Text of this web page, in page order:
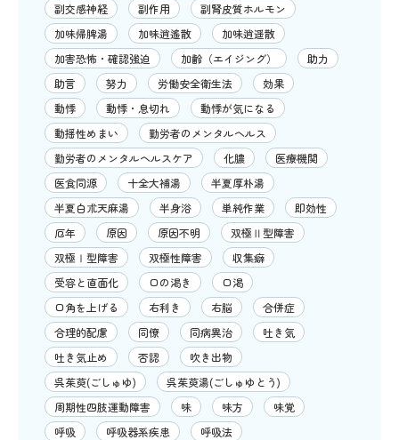
副交感神経
副作用
副腎皮質ホルモン
加味帰脾湯
加味逍遙散
加味逍遥散
加害恐怖・確認強迫
加齢（エイジング）
助力
助言
努力 労働安全衛生法
効果
動悸
動悸・息切れ
動悸が気になる
動揺性めまい
勤労者のメンタルヘルス
勤労者のメンタルヘルスケア
化膿
医療機関
医食同源
十全大補湯
半夏厚朴湯
半夏白朮天麻湯
半身浴 単純作業
即効性
厄年
原因 原因不明
双極Ⅱ型障害
双極Ⅰ型障害
双極性障害
収集癖
受容と直面化
口の渇き
口渇
口角を上げる
右利き 右脳
合併症
合理的配慮
同僚 同病異治
吐き気
吐き気止め
否認
吹き出物
呉茱萸(ごしゅゆ)
呉茱萸湯(ごしゅゆとう)
周期性四肢運動障害
味 味方
味覚
呼吸
呼吸器系疾患
呼吸法